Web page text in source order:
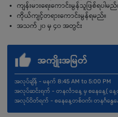
ကျန်းမားရေးကောင်းမွန်သူဖြစ်ရပါမည်
ကိုယ်ကျင့်တရားကောင်းမွန်ရမည်။
အသက် ၂၀ မှ ၄၀ အတွင်း
အကျိုးအမြတ်
အလုပ်ချိန် - မနက် 8:45 AM to 5:00 PM
အလုပ်ဆင်းရက် - တနင်္လာနေ့ မှ စနေနေ့( န
အလုပ်ပိတ်ရက် - စနေနေ့တစ်ဝက်၊ တနင်္ဂနွေန